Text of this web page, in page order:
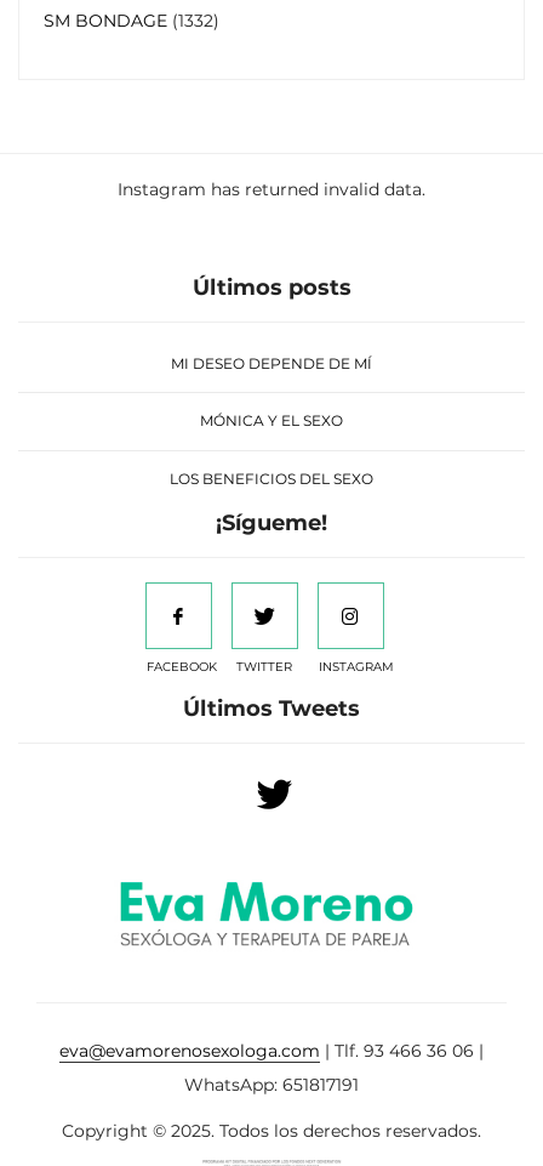
SM BONDAGE 1332
Instagram has returned invalid data.
Últimos posts
MI DESEO DEPENDE DE MÍ
MÓNICA Y EL SEXO
LOS BENEFICIOS DEL SEXO
¡Sígueme!
FACEBOOK TWITTER INSTAGRAM
Últimos Tweets
eva@evamorenosexologa.com | Tlf. 93 466 36 06 |
WhatsApp: 651817191
Copyright © 2025. Todos los derechos reservados.